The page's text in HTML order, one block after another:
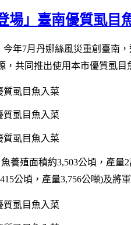
場」臺南優質虱目
今年7月丹娜絲風災重創臺南
，共同推出使用本市優質虱
養殖面積約3,503公頃，產量2
415公頃，產量3,756公噸)及將